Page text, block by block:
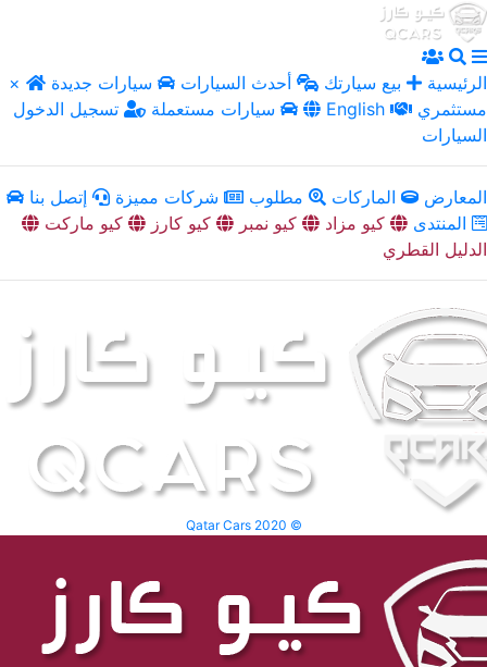
× الرئيسية بيع سيارتك أحدث السيارات
سيارات جديدة
سيارات مستعملة
تسجيل الدخول English
السيارات
المعارض الماركات مطلوب شركات مميزة
إتصل بنا
المنتدى
كيو مزاد كيو نمبر كيو كارز
كيو ماركت
الدليل القطري
Qatar Cars 2020 ©